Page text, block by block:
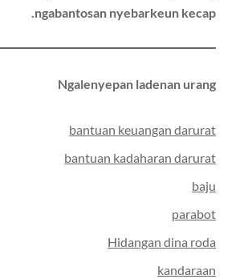
ngabantosan nyebarkeun kecap.
Ngalenyepan ladenan urang
bantuan keuangan darurat
bantuan kadaharan darurat
baju
parabot
Hidangan dina roda
kandaraan